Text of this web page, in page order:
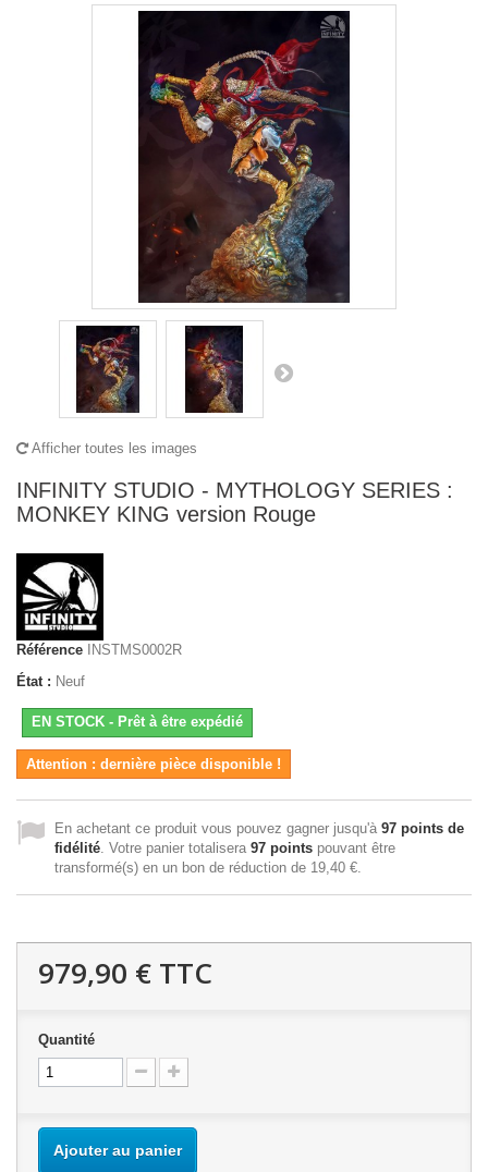
Afficher toutes les images
INFINITY STUDIO - MYTHOLOGY SERIES :
MONKEY KING version Rouge
Référence
INSTMS0002R
État : Neuf
EN STOCK - Prêt à être expédié
Attention : dernière pièce disponible !
En achetant ce produit vous pouvez gagner jusqu'à 97 points de
fidélité . Votre panier totalisera 97 points pouvant être
transformé(s) en un bon de réduction de 19,40 €
979,90 € TTC
Quantité
Ajouter au panier